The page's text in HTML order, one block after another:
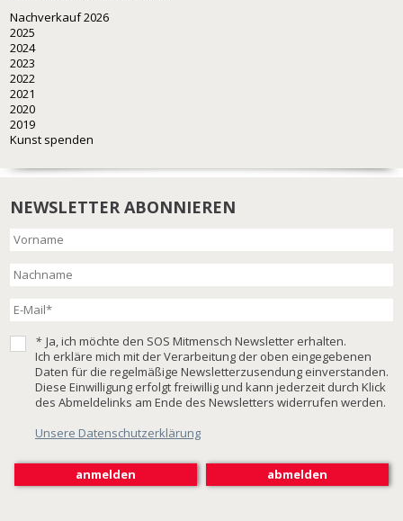
Nachverkauf 2026
2025
2024
2023
2022
2021
2020
2019
Kunst spenden
NEWSLETTER ABONNIEREN
* Ja, ich möchte den SOS Mitmensch Newsletter erhalten.
Ich erkläre mich mit der Verarbeitung der oben eingegebenen
Daten für die regelmäßige Newsletterzusendung einverstanden.
Diese Einwilligung erfolgt freiwillig und kann jederzeit durch Klick
des Abmeldelinks am Ende des Newsletters widerrufen werden.
Unsere Datenschutzerklärung